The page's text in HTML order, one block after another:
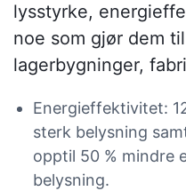
lysstyrke,
noe som gjør dem
lagerbygninger,
Energieffektivitet:
sterk belysning
opptil 50 % mindre
belysning.